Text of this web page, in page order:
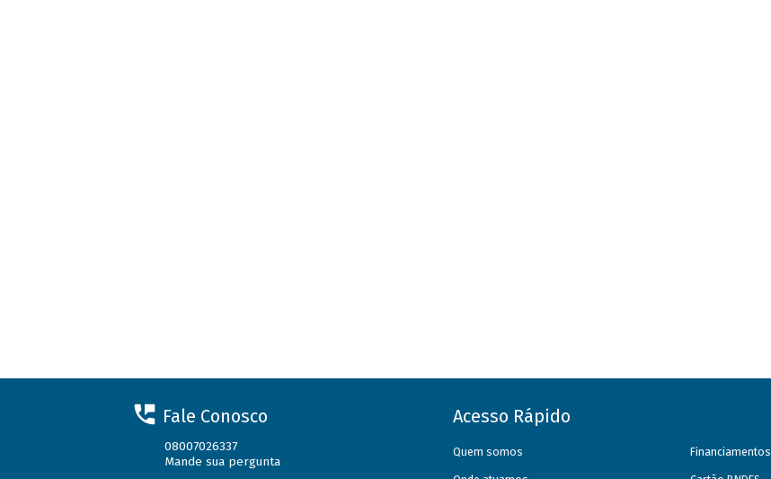
Fale Conosco
08007026337
Mande sua pergunta
Acesso Rápido
Quem somos Financiamentos